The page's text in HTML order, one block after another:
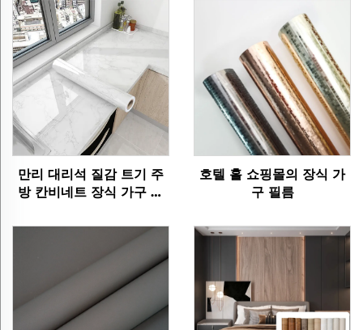
만리 대리석 질감 트기 주
방 칸비네트 장식 가구 필
호텔 홀 쇼핑몰의 장식 가
구 필름